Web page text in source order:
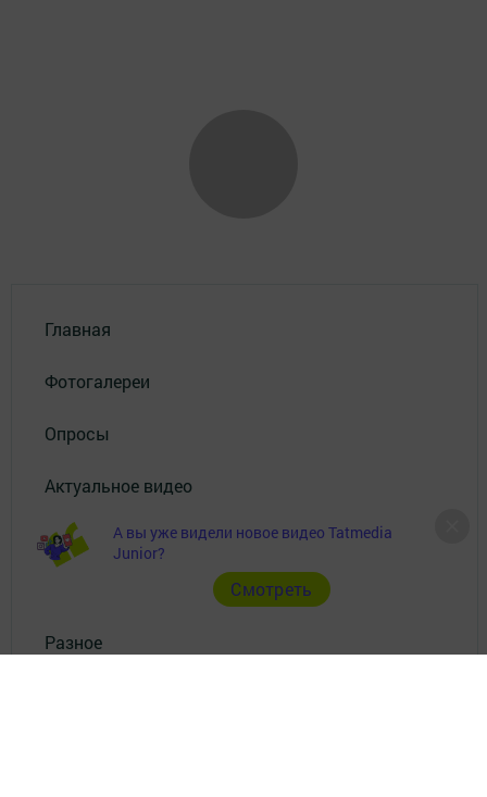
Главная
Фотогалереи
Опросы
Актуальное видео
Видео
Разное
А вы уже видели новое видео Tatmedia
Junior?
Cмотреть